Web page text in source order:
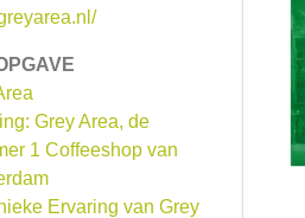
Grey Area, de
1 Coffeeshop van
Ervaring van Grey